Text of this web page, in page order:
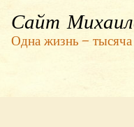
Сайт
Одна жизнь —